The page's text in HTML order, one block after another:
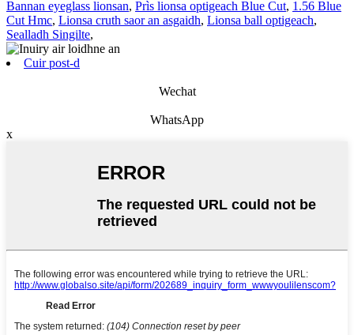
Bannan eyeglass lionsan, Prìs lionsa optigeach Blue Cut, 1.56 Blue
Cut Hmc, Lionsa cruth saor an asgaidh, Lionsa ball optigeach,
Sealladh Singilte,
Cuir post-d
Wechat
WhatsApp
x